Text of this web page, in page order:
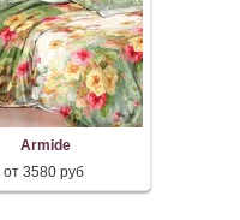
Armide
от 3580 руб